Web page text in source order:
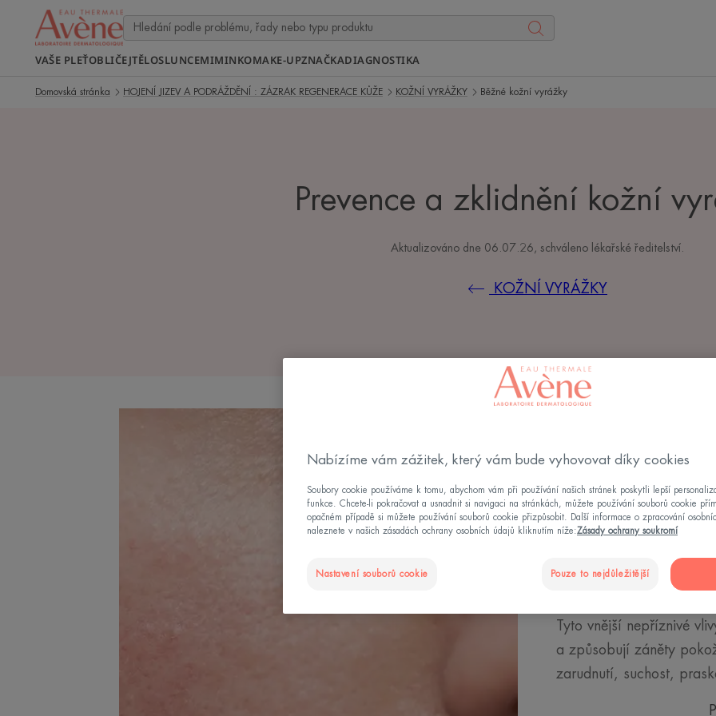
VAŠE PLEŤOBLIČEJTĚLOSLUNCEMIMINKOMAKE-UPZNAČKADIAGNOSTIKA
Domovská stránka HOJENÍ JIZEV A PODRÁŽDĚNÍ : ZÁZRAK REGENERACE KŮŽE KOŽNÍ VYRÁŽKY Běžné kožní vyrážky
Prevence a zklidnění kožní
Aktualizováno dne 06.07.26 , schváleno lékařské ředitelství.
KOŽNÍ VYRÁŽKY
Jak
20 % populace se rodí
občas vystaveni kožní
používání přípravků,
Tyto vnější nepříznivé
a způsobují záněty
zarudnutí, suchost,
Nabízíme vám zážitek, který vám bude vyhovovat díky cookies
Soubory cookie používáme k tomu, abychom vám při používání našich stránek poskytli lepší
funkce. Chcete-li pokračovat a usnadnit si navigaci na stránkách, můžete používání souborů cookie
opačném případě si můžete používání souborů cookie přizpůsobit. Další informace o zpracování
naleznete v našich zásadách ochrany osobních údajů kliknutím níže:Zásady ochrany soukromí
Nastavení souborů cookie Pouze to nejdůležitější